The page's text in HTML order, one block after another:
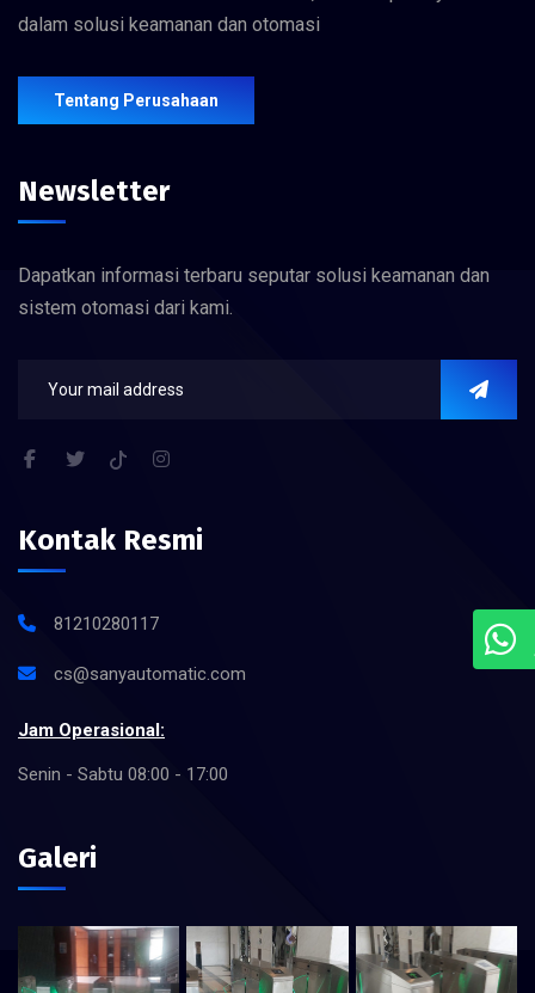
dalam solusi keamanan dan otomasi
Tentang Perusahaan
Newsletter
Dapatkan informasi terbaru seputar solusi keamanan dan
sistem otomasi dari kami.
Kontak Resmi
81210280117
cs@sanyautomatic.com
Jam Operasional:
Senin - Sabtu 08:00 - 17:00
Galeri